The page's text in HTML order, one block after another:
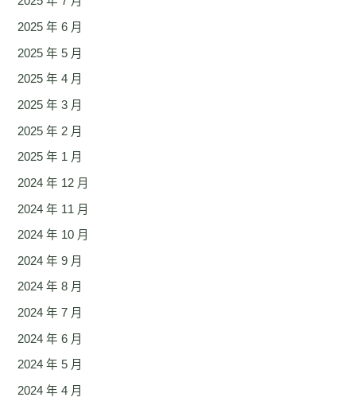
2025 年 6 月
2025 年 5 月
2025 年 4 月
2025 年 3 月
2025 年 2 月
2025 年 1 月
2024 年 12 月
2024 年 11 月
2024 年 10 月
2024 年 9 月
2024 年 8 月
2024 年 7 月
2024 年 6 月
2024 年 5 月
2024 年 4 月